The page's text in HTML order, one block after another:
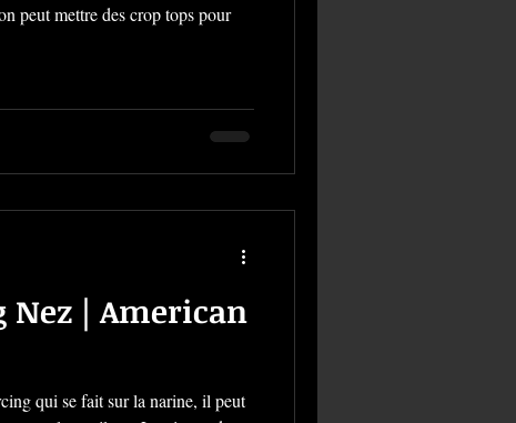
peut mettre des crop tops pour
Nez | American
qui se fait sur la narine, il peut